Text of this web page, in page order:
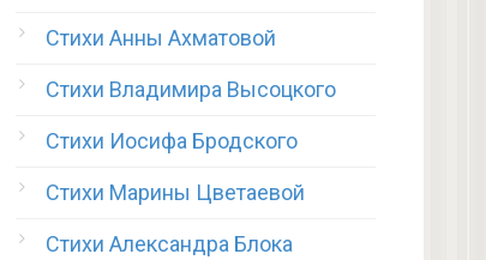
Стихи Анны Ахматовой
Стихи Владимира Высоцкого
Стихи Иосифа Бродского
Стихи Марины Цветаевой
Стихи Александра Блока